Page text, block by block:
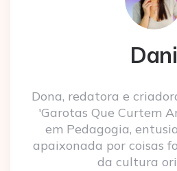
Dani
Dona, redatora e
'Garotas Que Curtem
em Pedagogia,
apaixonada por coisas
da cultura